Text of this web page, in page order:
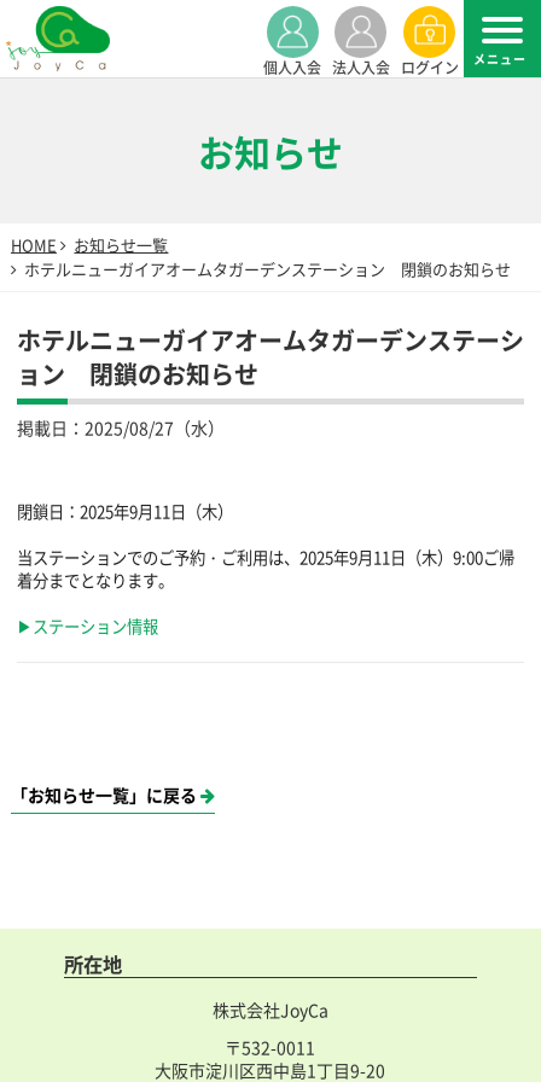
個人入会 法人入会 ログイン
お知らせ
HOME
お知らせ一覧
ホテルニューガイアオームタガーデンステーション 閉鎖のお知らせ
ホテルニューガイアオームタガーデンステーシ
ョン 閉鎖のお知らせ
掲載日： 2025/08/27（水）
閉鎖日：2025年9月11日（木）
当ステーションでのご予約・ご利用は、2025年9月11日（木）9:00ご帰
着分までとなります。
▶ステーション情報
「お知らせ一覧」に戻る
所在地
株式会社JoyCa
〒532-0011
大阪市淀川区西中島1丁目9-20